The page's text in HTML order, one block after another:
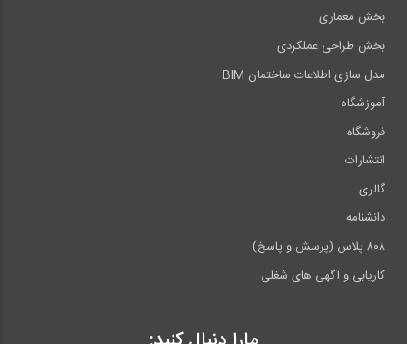
بخش معماری
بخش طراحی عملکردی
مدل سازی اطلاعات ساختمان BIM
آموزشگاه
فروشگاه
انتشارات
گالری
دانشنامه
۸۰۸ پلاس (پرسش و پاسخ)
کاریابی و آگهی های شغلی